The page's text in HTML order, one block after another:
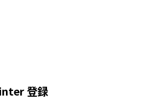
登録